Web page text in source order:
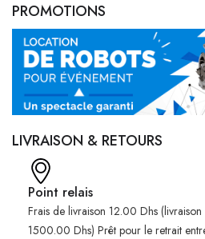
PROMOTIONS
LIVRAISON & RETOURS
Point relais
Frais de livraison 12.00 Dhs
1500.00 Dhs) Prêt pour le retrait